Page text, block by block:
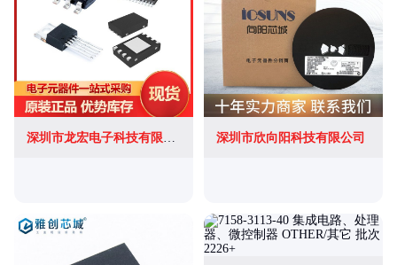
深圳市龙宏电子科技有限公司 深圳市欣向阳科技有限公司